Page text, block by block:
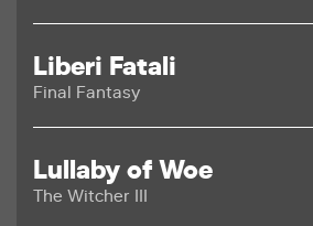
Liberi Fatali
Final Fantasy
Lullaby of Woe
The Witcher III